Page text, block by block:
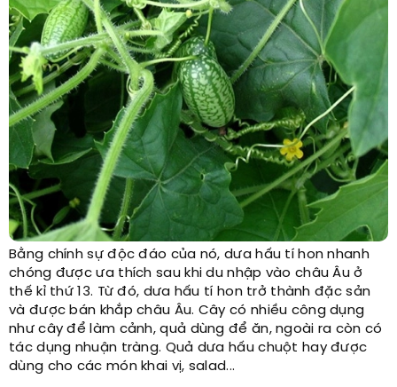
Bằng chính sự độc đáo của nó, dưa hấu tí hon nhanh
chóng được ưa thích sau khi du nhập vào châu Âu ở
thế kỉ thứ 13. Từ đó, dưa hấu tí hon trở thành đặc sản
và được bán khắp châu Âu. Cây có nhiều công dụng
như cây để làm cảnh, quả dùng để ăn, ngoài ra còn có
tác dụng nhuận tràng. Quả dưa hấu chuột hay được
dùng cho các món khai vị, salad...